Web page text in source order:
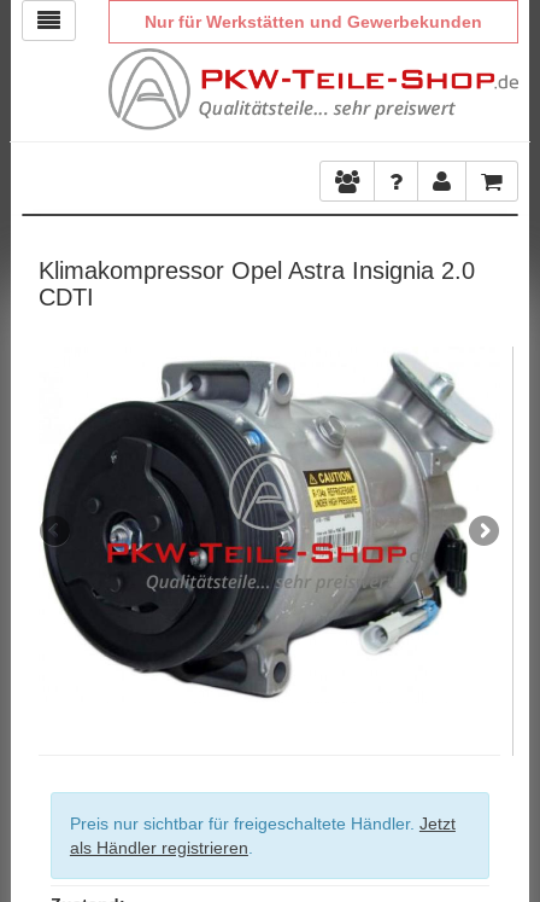
Nur für Werkstätten und Gewerbekunden
Klimakompressor Opel Astra Insignia 2.0
CDTI
Preis nur sichtbar für freigeschaltete Händler. Jetzt
als Händler registrieren.